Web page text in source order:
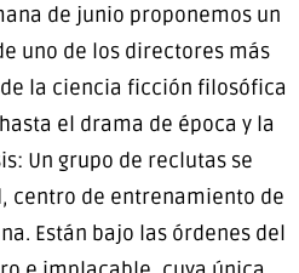
de junio proponemos un
uno de los directores más
la ciencia ficción filosófica
el drama de época y la
Un grupo de reclutas se
centro de entrenamiento de
Están bajo las órdenes del